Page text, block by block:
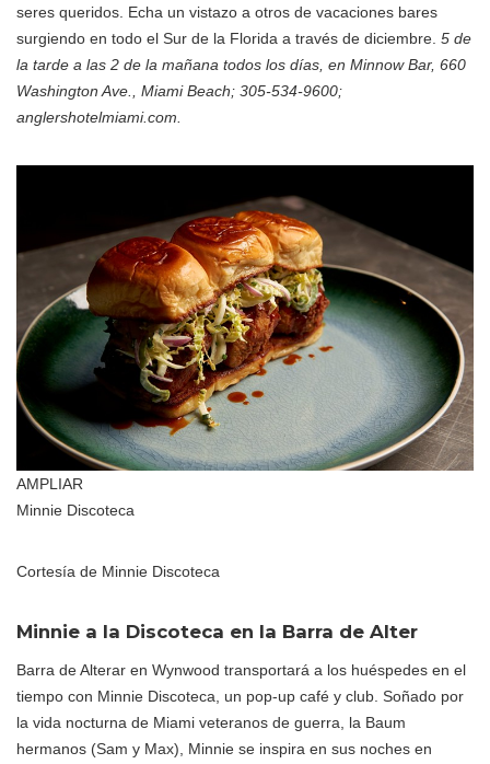
seres queridos. Echa un vistazo a otros de vacaciones bares
surgiendo en todo el Sur de la Florida a través de diciembre. 5 de
la tarde a las 2 de la mañana todos los días, en Minnow Bar, 660
Washington Ave., Miami Beach; 305-534-9600;
anglershotelmiami.com.
AMPLIAR
Minnie Discoteca
Cortesía de Minnie Discoteca
Minnie a la Discoteca en la Barra de Alter
Barra de Alterar en Wynwood transportará a los huéspedes en el
tiempo con Minnie Discoteca, un pop-up café y club. Soñado por
la vida nocturna de Miami veteranos de guerra, la Baum
hermanos (Sam y Max), Minnie se inspira en sus noches en